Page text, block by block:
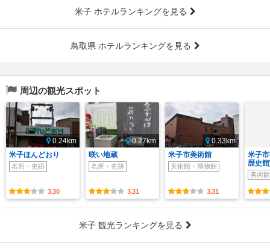
米子 ホテルランキングを見る
鳥取県 ホテルランキングを見る
周辺の観光スポット
0.24km
米子ほんどおり
名所・史跡
3.30
0.27km
咲い地蔵
名所・史跡
3.31
0.33km
米子市美術館
美術館・博物館
3.31
米子
歴史
美術
米子 観光ランキングを見る